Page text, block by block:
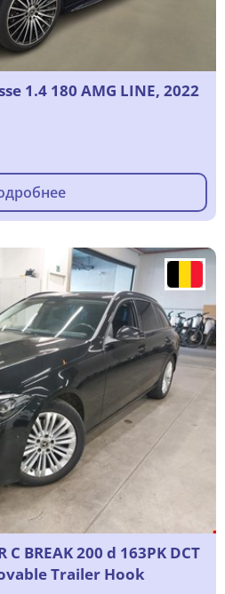
1.4 180 AMG LINE, 2022
C BREAK 200 d 163PK DCT
Trailer Hook